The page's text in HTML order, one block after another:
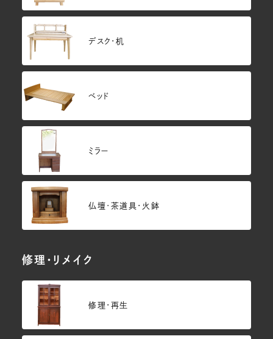
デスク・机
ベッド
ミラー
仏壇･茶道具・火鉢
修理・リメイク
修理・再生